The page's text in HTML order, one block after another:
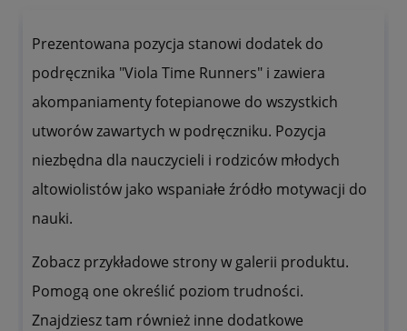
Prezentowana pozycja stanowi dodatek do
podręcznika "Viola Time Runners" i zawiera
akompaniamenty fotepianowe do wszystkich
utworów zawartych w podręczniku. Pozycja
niezbędna dla nauczycieli i rodziców młodych
altowiolistów jako wspaniałe źródło motywacji do
nauki.
Zobacz przykładowe strony w galerii produktu.
Pomogą one określić poziom trudności.
Znajdziesz tam również inne dodatkowe